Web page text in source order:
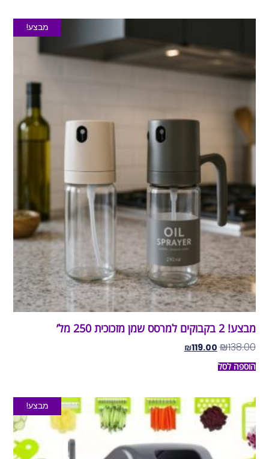
מבצע!
מבצע! 2 בקבוקים למרסס שמן מזכוכית 250 מל’
₪138.00
₪119.00
הוספה לסל
מבצע!